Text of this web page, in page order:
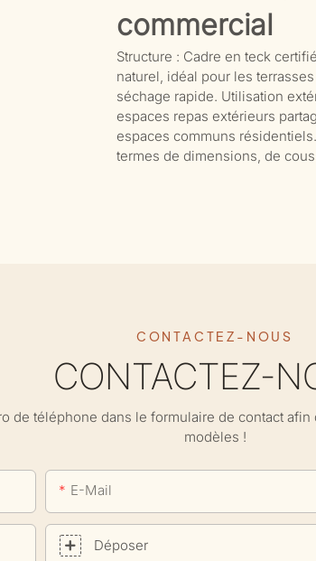
commercial
Structure : Cadre en teck
naturel, idéal pour les
séchage rapide. Utilisation
espaces repas extérieurs
espaces communs
termes de dimensions, de
CONTACTEZ-NOUS
CONTACTEZ-
de téléphone dans le formulaire de contact
modèles !
E-Mail
Déposer